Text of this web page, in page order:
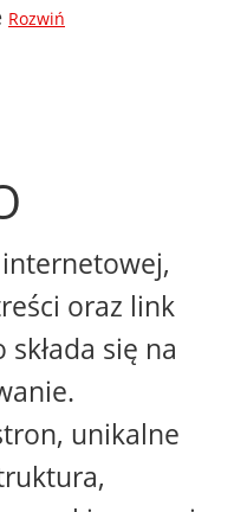
Rozwiń
oraz link
się na
unikalne